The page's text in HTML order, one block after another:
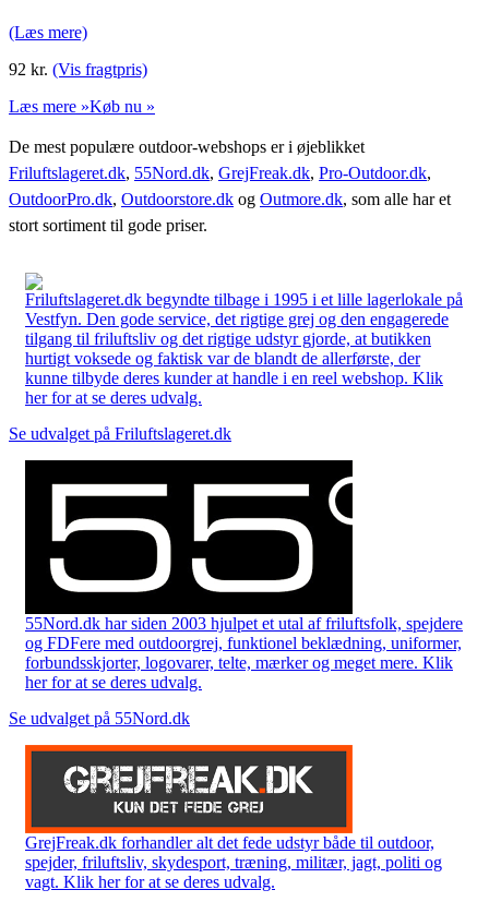
(Læs mere)
92 kr. (Vis fragtpris)
Læs mere »Køb nu »
De mest populære outdoor-webshops er i øjeblikket
Friluftslageret.dk, 55Nord.dk, GrejFreak.dk, Pro-Outdoor.dk,
OutdoorPro.dk, Outdoorstore.dk og Outmore.dk, som alle har et
stort sortiment til gode priser.
Friluftslageret.dk begyndte tilbage i 1995 i et lille lagerlokale på
Vestfyn. Den gode service, det rigtige grej og den engagerede
tilgang til friluftsliv og det rigtige udstyr gjorde, at butikken
hurtigt voksede og faktisk var de blandt de allerførste, der
kunne tilbyde deres kunder at handle i en reel webshop. Klik
her for at se deres udvalg.
Se udvalget på Friluftslageret.dk
55Nord.dk har siden 2003 hjulpet et utal af friluftsfolk, spejdere
og FDFere med outdoorgrej, funktionel beklædning, uniformer,
forbundsskjorter, logovarer, telte, mærker og meget mere. Klik
her for at se deres udvalg.
Se udvalget på 55Nord.dk
GrejFreak.dk forhandler alt det fede udstyr både til outdoor,
spejder, friluftsliv, skydesport, træning, militær, jagt, politi og
vagt. Klik her for at se deres udvalg.